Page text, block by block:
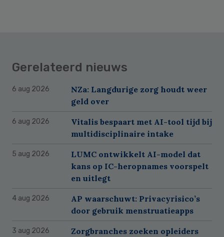
Gerelateerd nieuws
6 aug 2026
NZa: Langdurige zorg houdt weer
geld over
6 aug 2026
Vitalis bespaart met AI-tool tijd bij
multidisciplinaire intake
5 aug 2026
LUMC ontwikkelt AI-model dat
kans op IC-heropnames voorspelt
en uitlegt
4 aug 2026
AP waarschuwt: Privacyrisico’s
door gebruik menstruatieapps
3 aug 2026
Zorgbranches zoeken opleiders